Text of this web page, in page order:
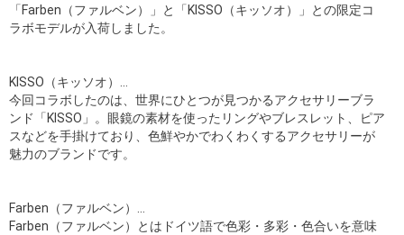
「Farben（ファルベン）」と「KISSO（キッソオ）」との限定コ
ラボモデルが入荷しました。
KISSO（キッソオ）…
今回コラボしたのは、世界にひとつが見つかるアクセサリーブラ
ンド「KISSO」。眼鏡の素材を使ったリングやブレスレット、ピア
スなどを手掛けており、色鮮やかでわくわくするアクセサリーが
魅力のブランドです。
Farben（ファルベン）…
Farben（ファルベン）とはドイツ語で色彩・多彩・色合いを意味